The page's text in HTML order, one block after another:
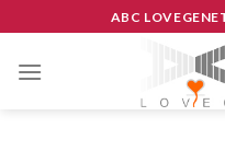
to
content
ABC